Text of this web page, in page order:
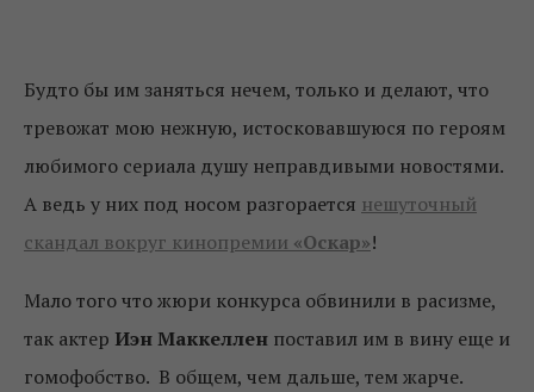
Будто бы им заняться нечем, только и делают, что
тревожат мою нежную, истосковавшуюся по героям
любимого сериала душу неправдивыми новостями.
А ведь у них под носом разгорается нешуточный
скандал вокруг кинопремии «Оскар»!
Мало того что жюри конкурса обвинили в расизме,
так актер Иэн Маккеллен поставил им в вину еще и
гомофобство. В общем, чем дальше, тем жарче.